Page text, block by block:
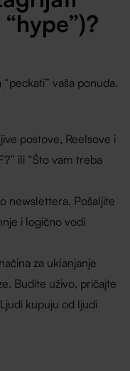
vaša ponuda.
postove, Reelsove i
ili “Što vam treba
newslettera. Pošaljite
i logično vodi
za uklanjanje
Budite uživo, pričajte
kupuju od ljudi